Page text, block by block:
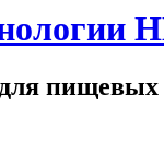
пищевых